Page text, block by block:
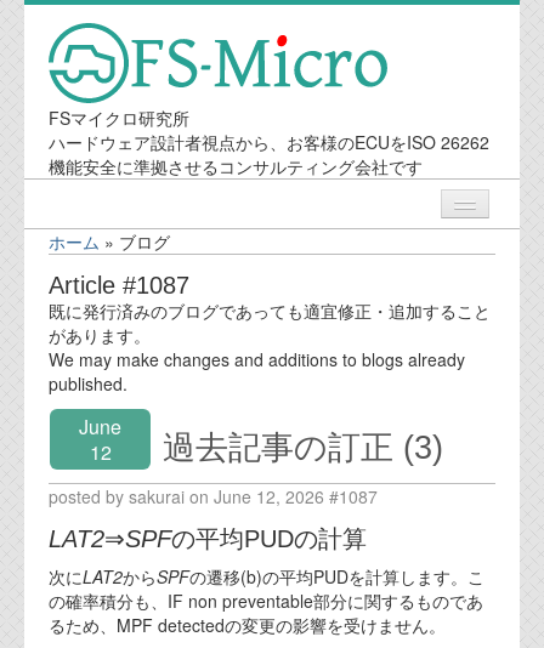
FSマイクロ研究所
ハードウェア設計者視点から、お客様のECUをISO 26262
機能安全に準拠させるコンサルティング会社です
ニュース
業務内容
会社案内
オフィス
ホーム » ブログ
Article #1087
既に発行済みのブログであっても適宜修正・追加すること
があります。
We may make changes and additions to blogs already
published.
June
12
過去記事の訂正 (3)
posted by sakurai on June 12, 2026 #1087
LAT2⇒SPFの平均PUDの計算
次にLAT2からSPFの遷移(b)の平均PUDを計算します。こ
の確率積分も、IF non preventable部分に関するものであ
るため、MPF detectedの変更の影響を受けません。